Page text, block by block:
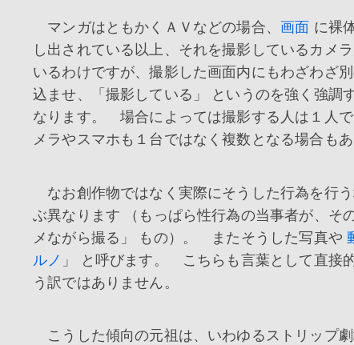
マンガはともかくＡＶなどの場合、 画面 に裸
し出されている以上、それを撮影しているカメ
いるわけですが、撮影した画面内にもわざわざ
込ませ、「撮影している」 というのを強く強調
なります。 場合によっては撮影する人は１人
メラやスマホも１台ではなく複数となる場合もあ
なお創作物ではなく実際にそうした行為を行う
ぶ異なります （もっぱら性行為の当事者が、そ
メながら撮る」 もの）。 またそうした写真や
ルノ 」 と呼びます。 こちらも言葉として直接
う訳ではありません。
こうした傾向の元祖は、いわゆるストリップ